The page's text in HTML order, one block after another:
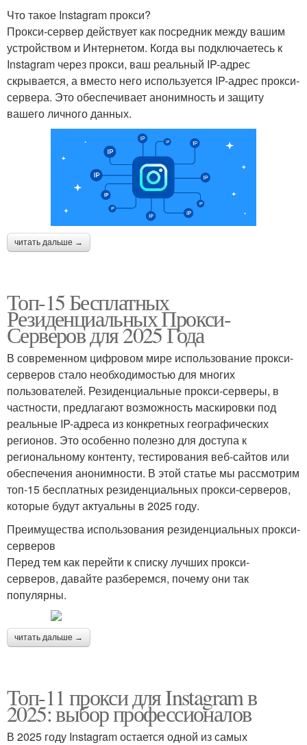
Что такое Instagram прокси?
Прокси-сервер действует как посредник между вашим
устройством и Интернетом. Когда вы подключаетесь к
Instagram через прокси, ваш реальный IP-адрес
скрывается, а вместо него используется IP-адрес прокси-
сервера. Это обеспечивает анонимность и защиту
вашего личного данных.
читать дальше →
Топ-15 Бесплатных
Резиденциальных Прокси-
Серверов для 2025 Года
В современном цифровом мире использование прокси-
серверов стало необходимостью для многих
пользователей. Резиденциальные прокси-серверы, в
частности, предлагают возможность маскировки под
реальные IP-адреса из конкретных географических
регионов. Это особенно полезно для доступа к
региональному контенту, тестирования веб-сайтов или
обеспечения анонимности. В этой статье мы рассмотрим
топ-15 бесплатных резиденциальных прокси-серверов,
которые будут актуальны в 2025 году.
Преимущества использования резиденциальных прокси-
серверов
Перед тем как перейти к списку лучших прокси-
серверов, давайте разберемся, почему они так
популярны.
читать дальше →
Топ-11 прокси для Instagram в
2025: выбор профессионалов
В 2025 году Instagram остается одной из самых